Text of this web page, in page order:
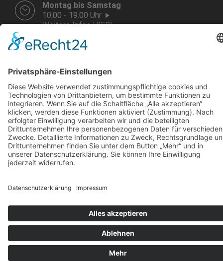
Montag bis Samstag
10.00 - 19.00 Uhr
Weitere Infos HIER!
KARRIERE
KONTAKT & ANFAHRT
COOKIE-EINSTELLUNGEN
DATENSCHUTZ